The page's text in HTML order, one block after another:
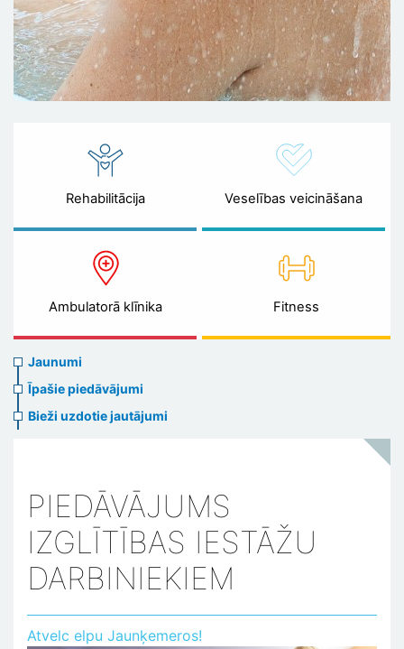
Rehabilitācija Veselības veicināšana
Ambulatorā klīnika Fitness
News
menu
Jaunumi
Īpašie piedāvājumi
Bieži uzdotie jautājumi
PIEDĀVĀJUMS
IZGLĪTĪBAS IESTĀŽU
DARBINIEKIEM
Atvelc elpu Jaunķemeros!